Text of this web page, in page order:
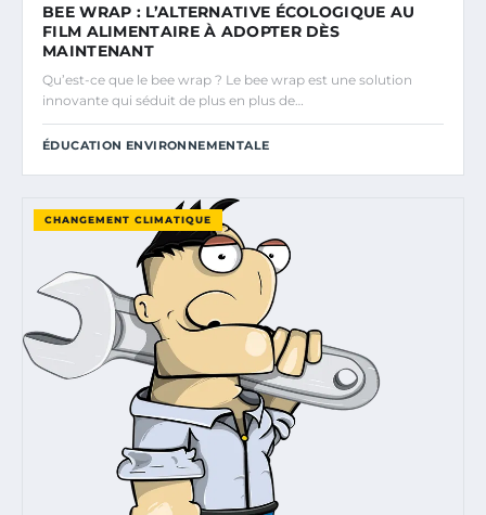
BEE WRAP : L’ALTERNATIVE ÉCOLOGIQUE AU
FILM ALIMENTAIRE À ADOPTER DÈS
MAINTENANT
Qu’est-ce que le bee wrap ? Le bee wrap est une solution
innovante qui séduit de plus en plus de…
ÉDUCATION ENVIRONNEMENTALE
CHANGEMENT CLIMATIQUE